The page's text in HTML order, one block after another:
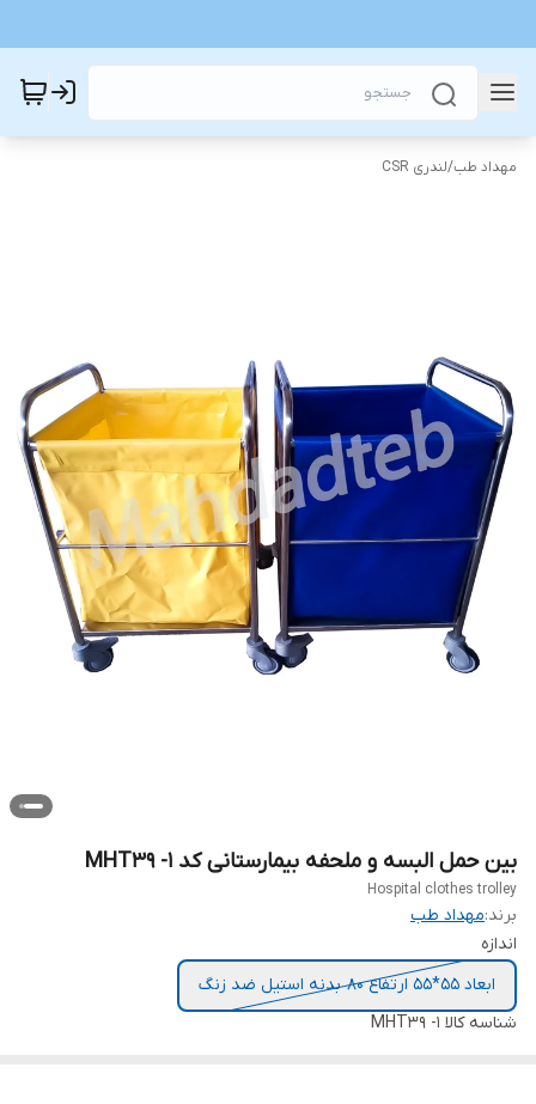
مهداد طب/لندری CSR
بین حمل البسه و ملحفه بیمارستانی کد MHT39 -1
Hospital clothes trolley
برند:مهداد طب
اندازه
ابعاد 55*55 ارتفاع 80 بدنه استیل ضد زنگ
شناسه کالا MHT39 -1